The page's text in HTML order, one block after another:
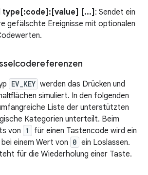
type[:code]:[value] [...] : Sendet ein
gefälschte Ereignisse mit optionalen
EV_KEY werden das Drücken und
simuliert. In den folgenden
Liste der unterstützten
Kategorien unterteilt. Beim
von 1
für einen Tastencode wird ein
einem Wert von 0 ein Loslassen.
für die Wiederholung einer Taste.